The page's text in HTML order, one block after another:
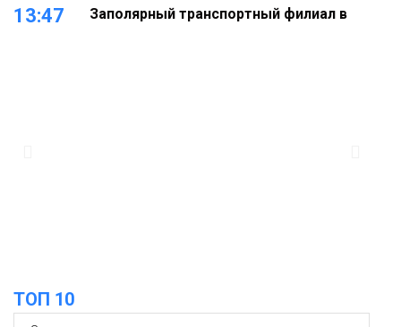
13:47
Заполярный транспортный филиал в
ТОП 10